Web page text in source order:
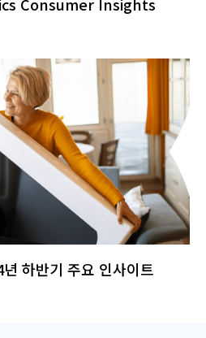
하반기 주요 인사이트